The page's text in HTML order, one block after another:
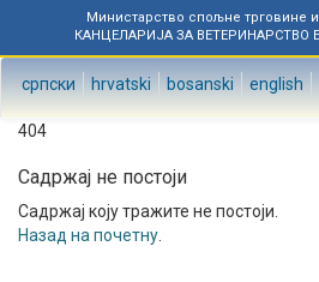
Министарство спољне трговине
КАНЦЕЛАРИЈА ЗА ВЕТЕРИНАРСТВО
српски hrvatski bosanski english
404
Садржај не постоји
Садржај коју тражите не постоји.
Назад на почетну